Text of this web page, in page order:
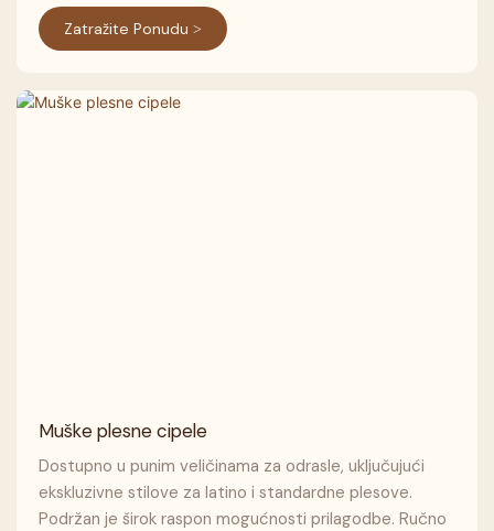
Zatražite Ponudu >
Muške plesne cipele
Dostupno u punim veličinama za odrasle, uključujući
ekskluzivne stilove za latino i standardne plesove.
Podržan je širok raspon mogućnosti prilagodbe. Ručno